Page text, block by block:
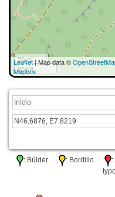
50 m
200 ft
Leaflet| Map data ©
Mapbox
: Búlder : Bordillo